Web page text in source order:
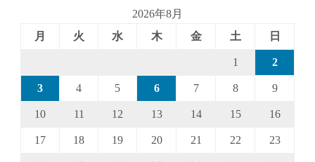
2026年8月
月
火 水 木 金 土 日
1 2
3 4 5 6 7 8 9
10 11 12 13 14 15 16
17 18 19 20 21 22 23